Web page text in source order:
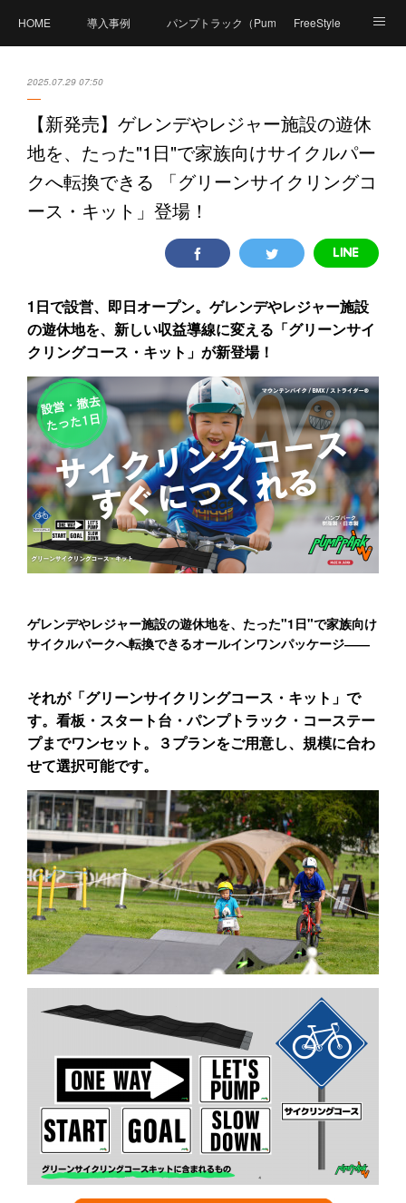
HOME 導入事例 パンプトラック（PumpTrack）とは？
FreeStyle
FAQ（よくあるご質問） 体験イベント PumpPark（パンプパーク）
2025.07.29 07:50
【新発売】 ゲレンデやレジャー施設の遊休
地を、たった"1日"で家族向けサイクルパー
クへ転換できる 「グリーンサイクリングコ
ース・キット」登場！
1日で設営、即日オープン。 ゲレンデやレジャー施設
の遊休地を、 新しい収益導線に変える 「グリーンサイ
クリングコース・キット」が新登場！
ゲレンデやレジャー施設の遊休地を、たった"1日"で家族向け
サイクルパークへ転換できるオールインワンパッケージ――
それが「グリーンサイクリングコース・キット」で
す。看板・スタート台・パンプトラック・コーステー
プまでワンセット。３プランをご用意し、規模に合わ
せて選択可能です。